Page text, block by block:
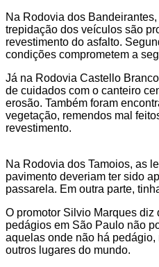
Na Rodovia dos
trepidação dos veículos são
revestimento do asfalto.
condições comprometem a
Já na Rodovia Castello
de cuidados com o canteiro
erosão. Também foram
vegetação, remendos mal
revestimento.
Na Rodovia dos Tamoios, as
pavimento deveriam ter sido
passarela. Em outra parte,
O promotor Silvio Marques diz
pedágios em São Paulo não
aquelas onde não há
outros lugares do mundo.